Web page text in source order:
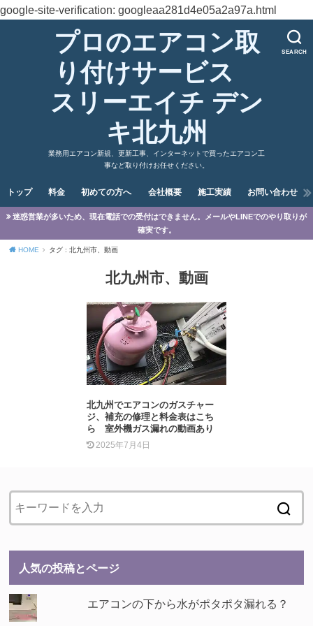
google-site-verification: googleaa281d4e05a2a97a.html
SEARCH
プロのエアコン取
り付けサービス
スリーエイチ デン
キ北九州
業務用エアコン新規、更新工事、インターネットで買ったエアコン工
事など取り付けお任せください。
トップ 料金 初めての方へ 会社概要 施工実績 お問い合わせ
迷惑営業が多いため、現在電話での受付はできません。メールやLINEでのやり取りが
確実です。
HOME タグ : 北九州市、動画
北九州市、動画
北九州でエアコンのガスチャー
ジ、補充の修理と料金表はこち
ら 室外機ガス漏れの動画あり
2025年7月4日
人気の投稿とページ
エアコンの下から水がポタポタ漏れる？